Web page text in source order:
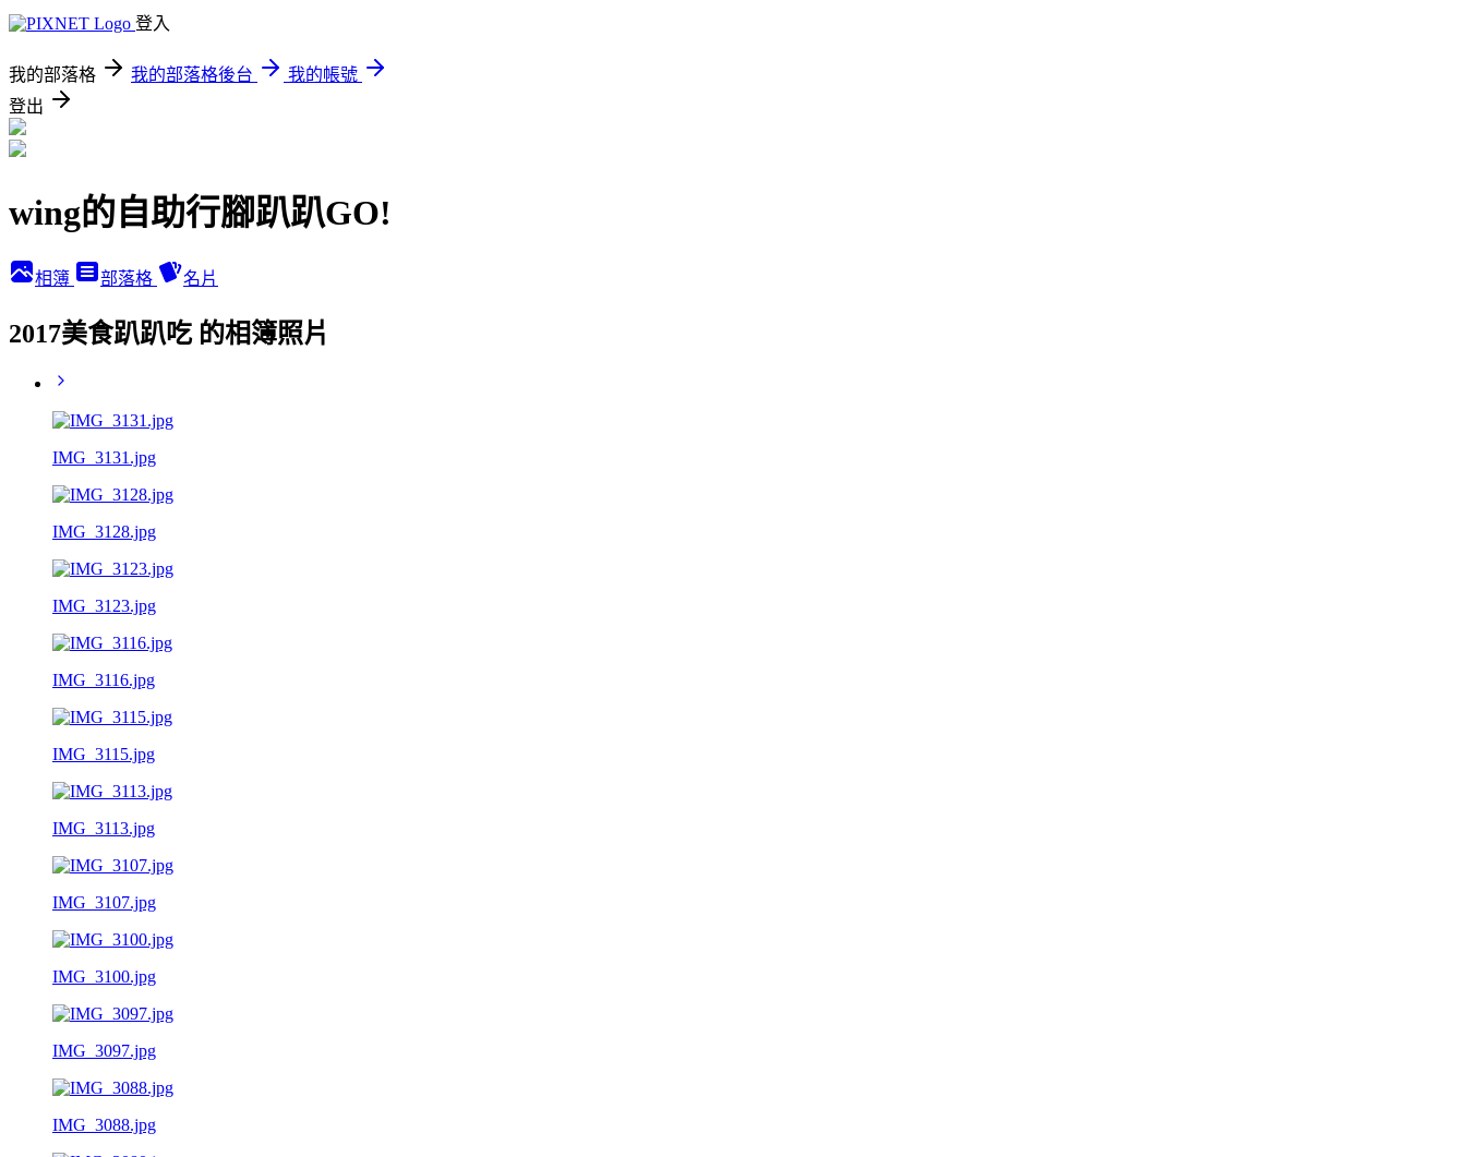
登入
我的部落格 我的部落格後台
我的帳號
登出
wing的自助行腳趴趴GO!
相簿 部落格 名片
2017美食趴趴吃 的相簿照片
IMG_3131.jpg
IMG_3128.jpg
IMG_3123.jpg
IMG_3116.jpg
IMG_3115.jpg
IMG_3113.jpg
IMG_3107.jpg
IMG_3100.jpg
IMG_3097.jpg
IMG_3088.jpg